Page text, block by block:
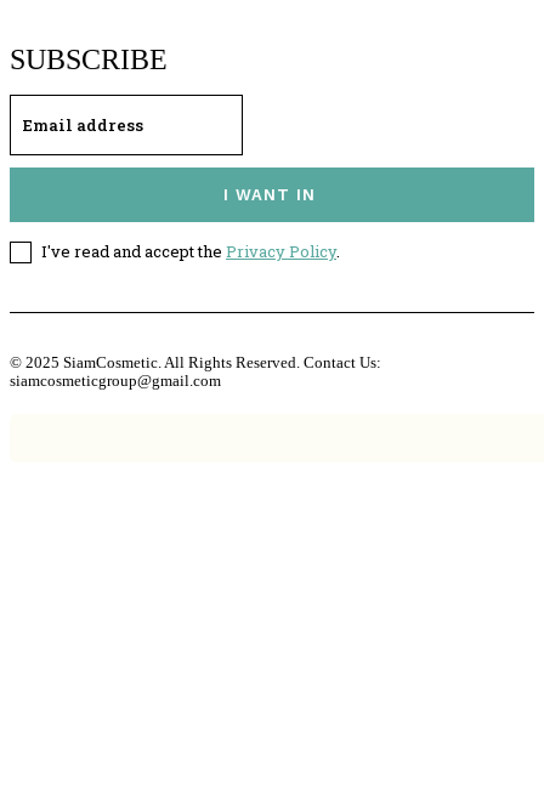
SUBSCRIBE
I WANT IN
I've read and accept the Privacy Policy.
© 2025 SiamCosmetic. All Rights Reserved. Contact Us:
siamcosmeticgroup@gmail.com